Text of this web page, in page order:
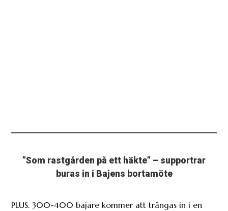
”Som rastgården på ett häkte” – supportrar
buras in i Bajens bortamöte
PLUS. 300-400 bajare kommer att trängas in i en